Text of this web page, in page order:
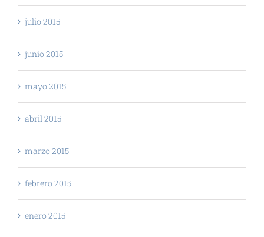
julio 2015
junio 2015
mayo 2015
abril 2015
marzo 2015
febrero 2015
enero 2015